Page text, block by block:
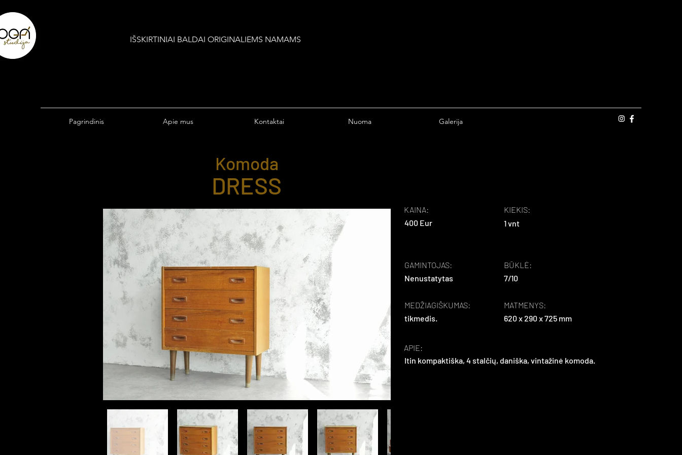
IŠSKIRTINIAI BALDAI ORIGINALIEMS NAMAMS
Pagrindinis Apie mus Kontaktai Nuoma Galerija
DRESS
Komoda
KAINA:
KIEKIS:
400 Eur
1 vnt
BŪKLĖ:
GAMINTOJAS:
Nenustatytas
7/10
MATMENYS:
MEDŽIAGIŠKUMAS:
tikmedis.
620 x 290 x 725 mm
APIE:
Itin kompaktiška, 4 stalčių, daniška, vintažinė komoda.